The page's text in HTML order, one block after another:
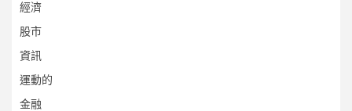
經濟
股市
資訊
運動的
金融